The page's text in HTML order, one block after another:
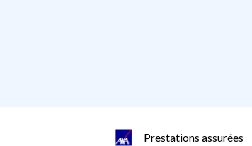
Prestations assurées